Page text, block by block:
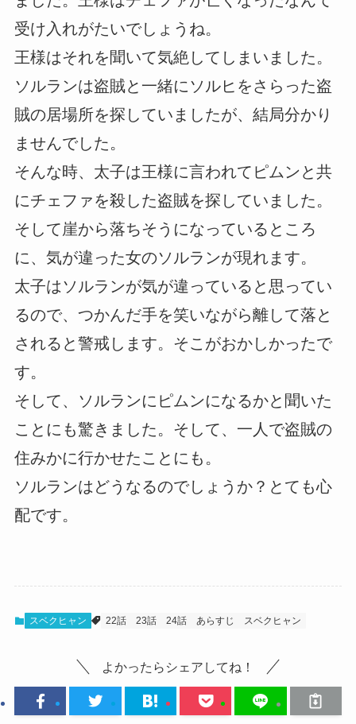
受け入れがたいでしょうね。
王様はそれを聞いて気絶してしまいました。
ソルランは盗賊と一緒にソルヒをさらった盗
賊の居場所を探していましたが、結局分かり
ませんでした。
そんな時、太子は王様に言われてピムンと共
にチェファを殺した盗賊を探していました。
そして崖から落ちそうになっているところ
に、気が違った女のソルランが現れます。
太子はソルランが気が違っていると思ってい
るので、つかんだ手を笑いながら離して落と
されると警戒します。そこがおかしかったで
す。
そして、ソルランにピムンになるかと聞いた
ことにも驚きました。そして、一人で盗賊の
住みかに行かせたことにも。
ソルランはどうなるのでしょうか？とても心
配です。
スベクヒャン 22話 23話 24話 あらすじ スベクヒャン
よかったらシェアしてね！